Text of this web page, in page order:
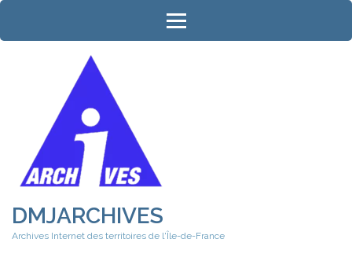
Aller
contenu
DMJARCHIVES
Archives Internet des territoires de l'Île-de-France